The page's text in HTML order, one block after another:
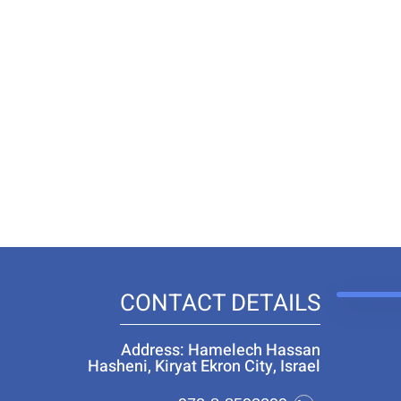
CONTACT DETAILS
Address: Hamelech Hassan
Hasheni, Kiryat Ekron City, Israel